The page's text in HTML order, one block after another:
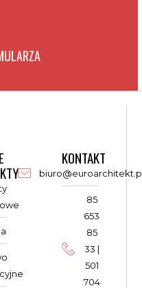
KONTAKT
85
653
85
33 |
501
704